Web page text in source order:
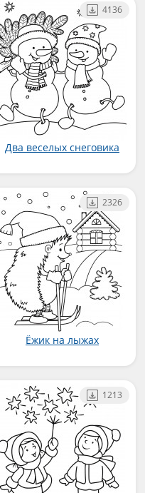
Два веселых снеговика
4136
Ёжик на лыжах
2326
1213